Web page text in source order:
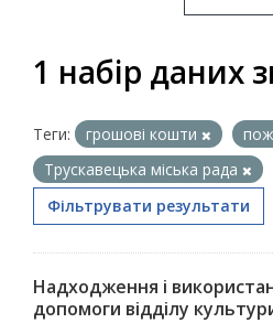
1 набір даних
Теги: грошові кошти
Трускавецька міська рада
Фільтрувати результати
Надходження і
допомоги відділу